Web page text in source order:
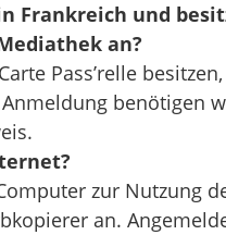
Frankreich und
an?
Pass’relle
benötigen
zur Nutzung
an.